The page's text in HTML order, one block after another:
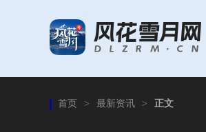
首页 > 最新资讯 > 正文